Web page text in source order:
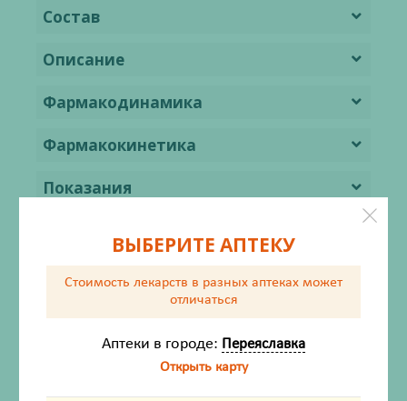
Состав
Описание
Фармакодинамика
Фармакокинетика
Показания
Применение при беременности и в
период грудного вскармливания
Способ применения и дозы
Побочное действие
ВЫБЕРИТЕ АПТЕКУ
Стоимость лекарств в разных аптеках может
отличаться
Аптеки в городе: Переяславка
Открыть карту